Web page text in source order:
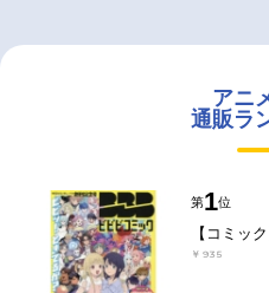
アニ
通販ラ
第1位
【コミッ
￥935